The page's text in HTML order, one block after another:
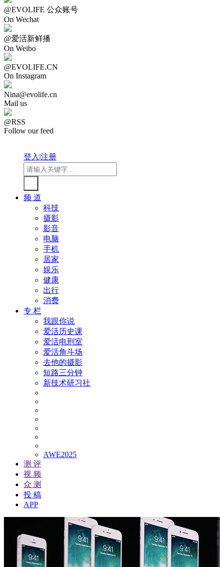
@EVOLIFE 公众账号
On Wechat
@爱活新鲜播
On Weibo
@EVOLIFE.CN
On Instagram
Nina@evolife.cn
Mail us
@RSS
Follow our feed
登入|注册
频 道
科技
摄影
影音
电脑
手机
居家
娱乐
健康
出行
消费
专 栏
我跟你说
爱活历史课
爱活电刑室
爱活角斗场
去他的摄影
短路三分钟
新技术研习社
AWE2025
测 评
视 频
众 测
投 稿
APP